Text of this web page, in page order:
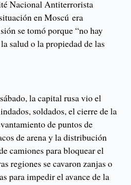
Nacional Antiterrorista
en Moscú era
se tomó porque “no hay
salud o la propiedad de las
la capital rusa vio el
soldados, el cierre de la
de puntos de
de arena y la distribución
camiones para bloquear el
regiones se cavaron zanjas o
para impedir el avance de la